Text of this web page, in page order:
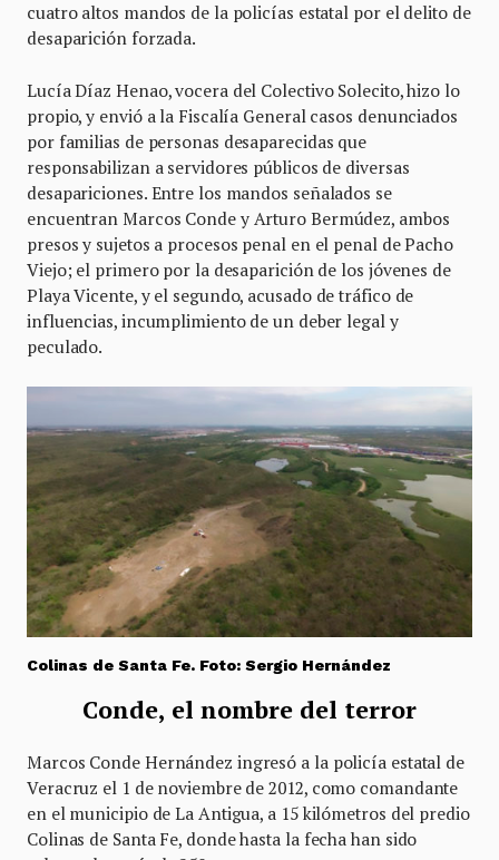
cuatro altos mandos de la policías estatal por el delito de
desaparición forzada.
Lucía Díaz Henao, vocera del Colectivo Solecito, hizo lo
propio, y envió a la Fiscalía General casos denunciados
por familias de personas desaparecidas que
responsabilizan a servidores públicos de diversas
desapariciones. Entre los mandos señalados se
encuentran Marcos Conde y Arturo Bermúdez, ambos
presos y sujetos a procesos penal en el penal de Pacho
Viejo; el primero por la desaparición de los jóvenes de
Playa Vicente, y el segundo, acusado de tráfico de
influencias, incumplimiento de un deber legal y
peculado.
Colinas de Santa Fe. Foto: Sergio Hernández
Conde, el nombre del terror
Marcos Conde Hernández ingresó a la policía estatal de
Veracruz el 1 de noviembre de 2012, como comandante
en el municipio de La Antigua, a 15 kilómetros del predio
Colinas de Santa Fe, donde hasta la fecha han sido